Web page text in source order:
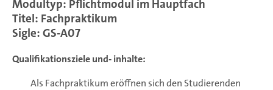
Modultyp: Pflichtmodul im Hauptfach
Titel: Fachpraktikum
Sigle: GS-A07
Qualifikationsziele und- inhalte:
Als Fachpraktikum eröffnen sich den Studierenden